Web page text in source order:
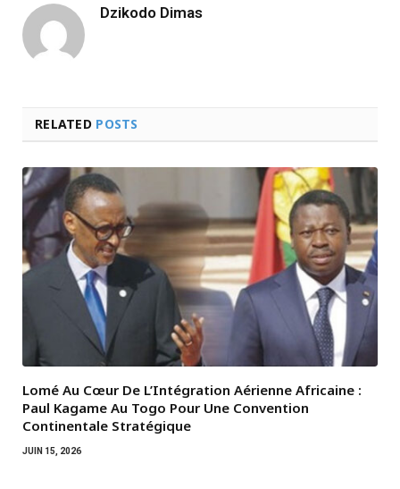
Dzikodo Dimas
RELATED POSTS
Lomé Au Cœur De L’Intégration Aérienne Africaine :
Paul Kagame Au Togo Pour Une Convention
Continentale Stratégique
JUIN 15, 2026